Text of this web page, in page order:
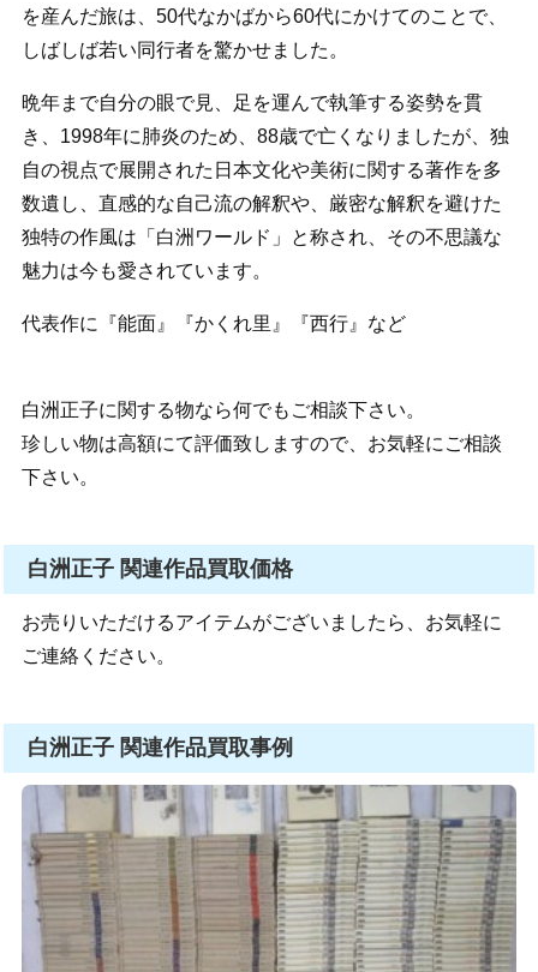
を産んだ旅は、50代なかばから60代にかけてのことで、
しばしば若い同行者を驚かせました。
晩年まで自分の眼で見、足を運んで執筆する姿勢を貫
き、1998年に肺炎のため、88歳で亡くなりましたが、独
自の視点で展開された日本文化や美術に関する著作を多
数遺し、直感的な自己流の解釈や、厳密な解釈を避けた
独特の作風は「白洲ワールド」と称され、その不思議な
魅力は今も愛されています。
代表作に『能面』『かくれ里』『西行』など
白洲正子に関する物なら何でもご相談下さい。
珍しい物は高額にて評価致しますので、お気軽にご相談
下さい。
白洲正子 関連作品買取価格
お売りいただけるアイテムがございましたら、お気軽に
ご連絡ください。
白洲正子 関連作品買取事例